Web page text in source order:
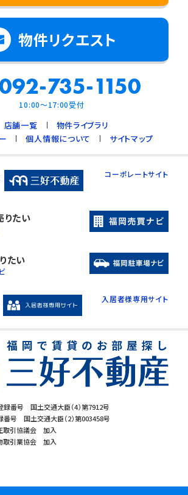
録番号 国土交通大臣（4）第7912号
番号 国土交通大臣（2）第003458号
取引協議会 加入
取引業協会 加入
物件リクエスト
735-1150
10:00～17:00受付
店舗一覧
物件ライブラリ
個人情報について サイトマップ
コーポレートサイト
りたい
たい
入居者様専用サイト